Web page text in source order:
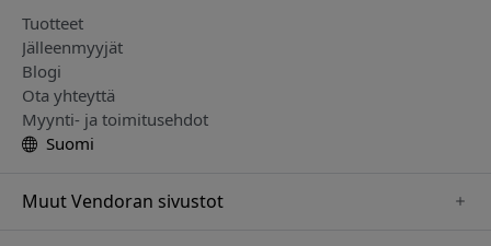
Tuotteet
Jälleenmyyjät
Blogi
Ota yhteyttä
Myynti- ja toimitusehdot
Suomi
Muut Vendoran sivustot